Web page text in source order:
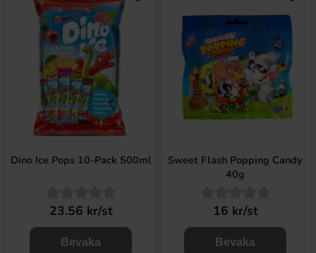
Dino Ice Pops 10-Pack 500ml
23.56 kr/st
Bevaka
Sweet Flash Popping Candy
40g
16 kr/st
Bevaka